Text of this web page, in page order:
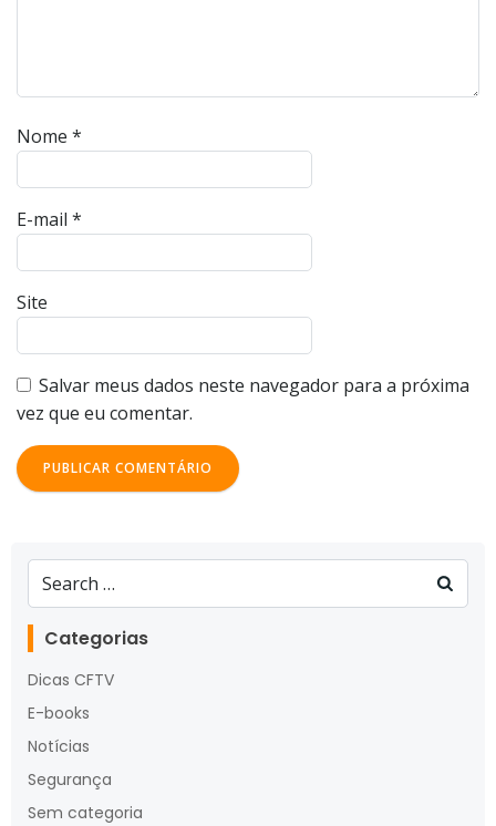
Nome *
E-mail *
Site
Salvar meus dados neste navegador para a próxima
vez que eu comentar.
Search
for:
Categorias
Dicas CFTV
E-books
Notícias
Segurança
Sem categoria